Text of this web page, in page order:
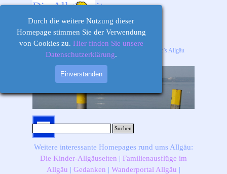
Durch die weitere Nutzung dieser
Homepage stimmen Sie der Verwendung
von Cookies zu. Hier finden Sie unsere
Datenschutzerklärung.
Einverstanden
Direkt zum Seiteninhalt
Die Allgäuseiten
Ihr Informations-, Ausflugs- und Freizeitportal für’s Allgäu
Weitere interessante Homepages rund ums Allgäu:
Die Kinder-Allgäuseiten | Familienausflüge im
Allgäu | Gedanken | Wanderportal Allgäu |
Suchen